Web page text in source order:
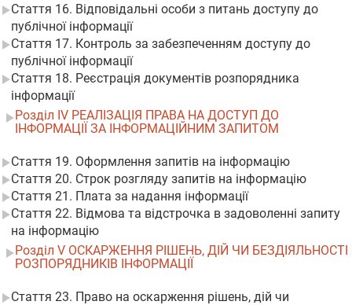
Стаття 16. Відповідальні особи з питань доступу до
публічної інформації
Стаття 17. Контроль за забезпеченням доступу до
публічної інформації
Стаття 18. Реєстрація документів розпорядника
інформації
Розділ IV РЕАЛІЗАЦІЯ ПРАВА НА ДОСТУП ДО
ІНФОРМАЦІЇ ЗА ІНФОРМАЦІЙНИМ ЗАПИТОМ
Стаття 19. Оформлення запитів на інформацію
Стаття 20. Строк розгляду запитів на інформацію
Стаття 21. Плата за надання інформації
Стаття 22. Відмова та відстрочка в задоволенні запиту
на інформацію
Розділ V ОСКАРЖЕННЯ РІШЕНЬ, ДІЙ ЧИ БЕЗДІЯЛЬНОСТІ
РОЗПОРЯДНИКІВ ІНФОРМАЦІЇ
Стаття 23. Право на оскарження рішень, дій чи